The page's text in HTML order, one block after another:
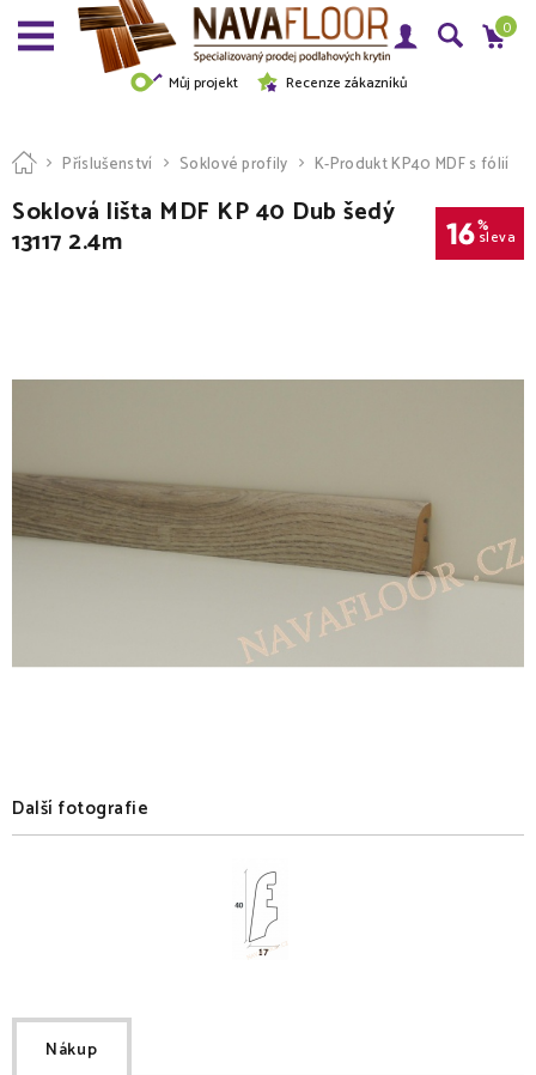
Můj projekt Recenze zákazníků
0
Příslušenství Soklové profily K-Produkt KP40 MDF s fólií
Soklová lišta MDF KP 40 Dub šedý
13117 2.4m 16%
sleva
Další fotografie
Nákup